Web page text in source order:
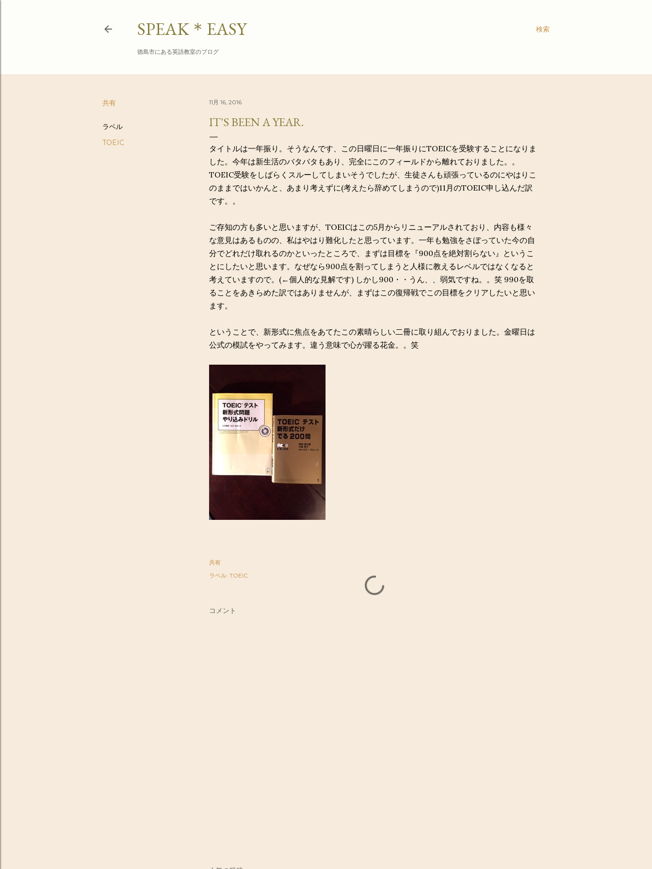
検索
SPEAK＊EASY
徳島市にある英語教室のブログ
共有
ラベル
TOEIC
11月 16, 2016
IT'S BEEN A YEAR.
タイトルは一年振り。そうなんです、この日曜日に一年振りにTOEICを受験することになりま
した。今年は新生活のバタバタもあり、完全にこのフィールドから離れておりました。。
TOEIC受験をしばらくスルーしてしまいそうでしたが、生徒さんも頑張っているのにやはりこ
のままではいかんと、あまり考えずに(考えたら辞めてしまうので)11月のTOEIC申し込んだ訳
です。。
ご存知の方も多いと思いますが、TOEICはこの5月からリニューアルされており、内容も様々
な意見はあるものの、私はやはり難化したと思っています。一年も勉強をさぼっていた今の自
分でどれだけ取れるのかといったところで、まずは目標を『900点を絶対割らない』というこ
とにしたいと思います。なぜなら900点を割ってしまうと人様に教えるレベルではなくなると
考えていますので。(←個人的な見解です) しかし900・・うん、、弱気ですね。。笑 990を取
ることをあきらめた訳ではありませんが、まずはこの復帰戦でこの目標をクリアしたいと思い
ます。
ということで、新形式に焦点をあてたこの素晴らしい二冊に取り組んでおりました。金曜日は
公式の模試をやってみます。違う意味で心が躍る花金。。笑
共有
ラベル: TOEIC
コメント